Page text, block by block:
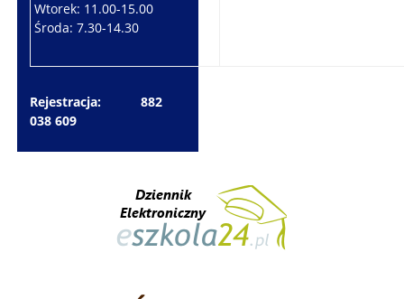
Wtorek: 11.00-15.00
Środa: 7.30-14.30
Rejestracja: 882
038 609